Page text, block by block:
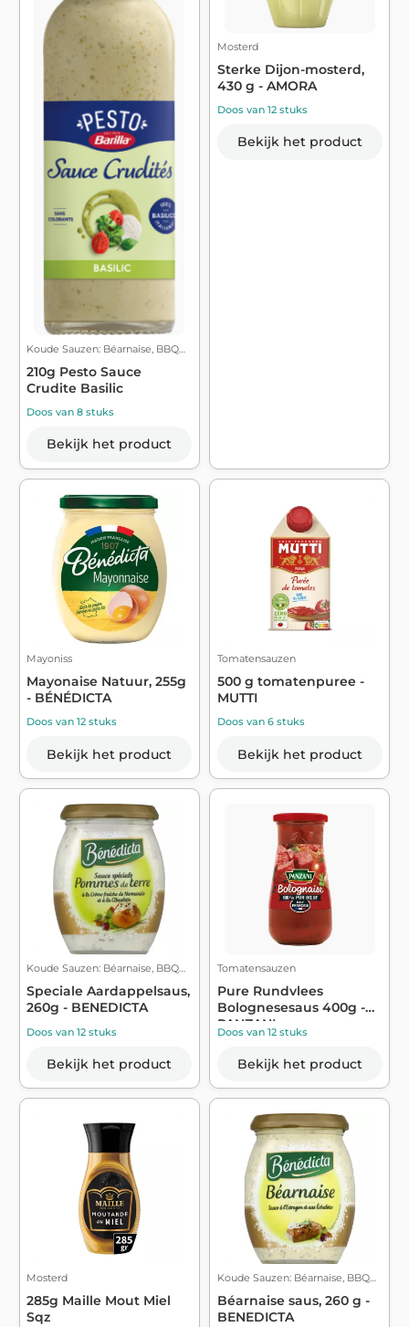
Koude Sauzen: Béarnaise, BBQ…
210g Pesto Sauce
Crudite Basilic
Doos van 8 stuks
Bekijk het product
Mosterd
Sterke Dijon-mosterd,
430 g - AMORA
Doos van 12 stuks
Bekijk het product
Mayoniss
Mayonaise Natuur, 255g
- BÉNÉDICTA
Doos van 12 stuks
Bekijk het product
Tomatensauzen
500 g tomatenpuree -
MUTTI
Doos van 6 stuks
Bekijk het product
Koude Sauzen: Béarnaise, BBQ…
Speciale Aardappelsaus,
260g - BENEDICTA
Doos van 12 stuks
Bekijk het product
Tomatensauzen
Pure Rundvlees
Bolognesesaus 400g -
PANZANI
Doos van 12 stuks
Bekijk het product
Mosterd
285g Maille Mout Miel
Sqz
Koude Sauzen: Béarnaise, BBQ…
Béarnaise saus, 260 g -
BENEDICTA